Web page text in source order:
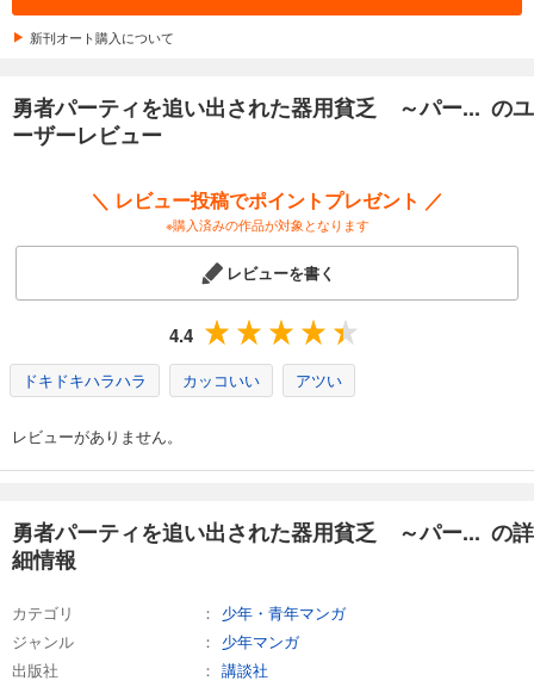
新刊オート購入について
勇者パーティを追い出された器用貧乏 ～パー... のユ
ーザーレビュー
＼ レビュー投稿でポイントプレゼント ／
※購入済みの作品が対象となります
レビューを書く
4.4
ドキドキハラハラ カッコいい アツい
レビューがありません。
勇者パーティを追い出された器用貧乏 ～パー... の詳
細情報
カテゴリ
少年・青年マンガ
ジャンル
少年マンガ
出版社
講談社